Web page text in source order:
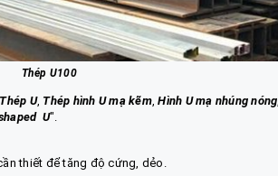
Thép U100
Thép U, Thép hình U mạ kẽm,Hình U mạ nhúng nóng
U".
thiết để tăng độ cứng, dẻo.